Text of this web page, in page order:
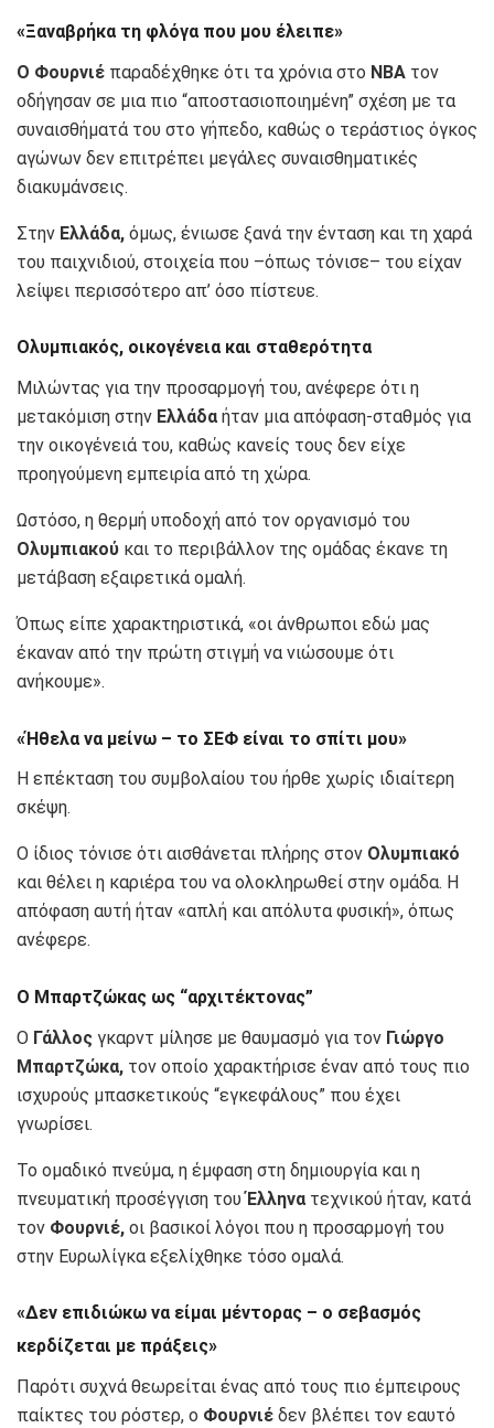
«Ξαναβρήκα τη φλόγα που μου έλειπε»
Ο Φουρνιέ παραδέχθηκε ότι τα χρόνια στο ΝΒΑ τον
οδήγησαν σε μια πιο “αποστασιοποιημένη” σχέση με τα
συναισθήματά του στο γήπεδο, καθώς ο τεράστιος όγκος
αγώνων δεν επιτρέπει μεγάλες συναισθηματικές
διακυμάνσεις.
Στην Ελλάδα, όμως, ένιωσε ξανά την ένταση και τη χαρά
του παιχνιδιού, στοιχεία που –όπως τόνισε– του είχαν
λείψει περισσότερο απ’ όσο πίστευε.
Ολυμπιακός, οικογένεια και σταθερότητα
Μιλώντας για την προσαρμογή του, ανέφερε ότι η
μετακόμιση στην Ελλάδα ήταν μια απόφαση-σταθμός για
την οικογένειά του, καθώς κανείς τους δεν είχε
προηγούμενη εμπειρία από τη χώρα.
Ωστόσο, η θερμή υποδοχή από τον οργανισμό του
Ολυμπιακού και το περιβάλλον της ομάδας έκανε τη
μετάβαση εξαιρετικά ομαλή.
Όπως είπε χαρακτηριστικά, «οι άνθρωποι εδώ μας
έκαναν από την πρώτη στιγμή να νιώσουμε ότι
ανήκουμε».
«Ήθελα να μείνω – το ΣΕΦ είναι το σπίτι μου»
Η επέκταση του συμβολαίου του ήρθε χωρίς ιδιαίτερη
σκέψη.
Ο ίδιος τόνισε ότι αισθάνεται πλήρης στον Ολυμπιακό
και θέλει η καριέρα του να ολοκληρωθεί στην ομάδα. Η
απόφαση αυτή ήταν «απλή και απόλυτα φυσική», όπως
ανέφερε.
Ο Μπαρτζώκας ως “αρχιτέκτονας”
Ο Γάλλος γκαρντ μίλησε με θαυμασμό για τον Γιώργο
Μπαρτζώκα, τον οποίο χαρακτήρισε έναν από τους πιο
ισχυρούς μπασκετικούς “εγκεφάλους” που έχει
γνωρίσει.
Το ομαδικό πνεύμα, η έμφαση στη δημιουργία και η
πνευματική προσέγγιση τουΈλληνα τεχνικού ήταν, κατά
τον Φουρνιέ, οι βασικοί λόγοι που η προσαρμογή του
στην Ευρωλίγκα εξελίχθηκε τόσο ομαλά.
«Δεν επιδιώκω να είμαι μέντορας – ο σεβασμός
κερδίζεται με πράξεις»
Παρότι συχνά θεωρείται ένας από τους πιο έμπειρους
παίκτες του ρόστερ, ο Φουρνιέ δεν βλέπει τον εαυτό